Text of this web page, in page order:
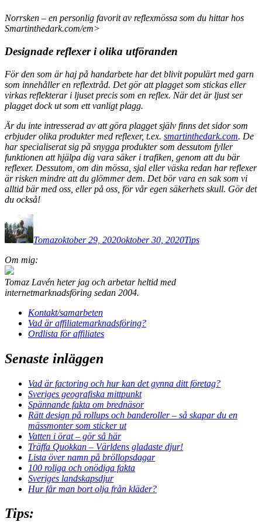
Norrsken – en personlig favorit av reflexmössa som du hittar hos
Smartinthedark.com/em>
Designade reflexer i olika utföranden
För den som är haj på handarbete har det blivit populärt med garn
som innehåller en reflextråd. Det gör att plagget som stickas eller
virkas reflekterar i ljuset precis som en reflex. När det är ljust ser
plagget dock ut som ett vanligt plagg.
Är du inte intresserad av att göra plagget själv finns det sidor som
erbjuder olika produkter med reflexer, t.ex. smartinthedark.com. De
har specialiserat sig på snygga produkter som dessutom fyller
funktionen att hjälpa dig vara säker i trafiken, genom att du bär
reflexer. Dessutom, om din mössa, sjal eller väska redan har reflexer
är risken mindre att du glömmer dem. Det bör vara en sak som vi
alltid bär med oss, eller på oss, för vår egen säkerhets skull. Gör det
du också!
Författare
Tomazoktober 29, 2020oktober 30, 2020Tips
Om mig:
Tomaz Lavén heter jag och arbetar heltid med
internetmarknadsföring sedan 2004.
Kontakt/samarbeten
Vad är affiliatemarknadsföring?
Ordlista för affiliates
Senaste inläggen
Vad är factoring och hur kan det gynna ditt företag?
Sveriges geografiska mittpunkt
Spännande fakta om brednäsor
Rätt design på rollups och banderoller – så skapar du en
mässmonter som sticker ut
Vatten i örat – gör så här
Träffa Quokkan – Världens gladaste djur!
Lista över namn på bröllopsdagar
100 roliga och onödiga fakta
Sveriges landskapsdjur
Hur får man bort olja från kläder?
Tips: